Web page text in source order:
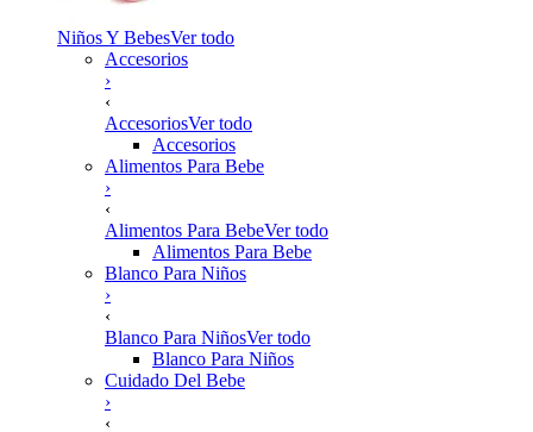
Niños Y BebesVer todo
Accesorios
›
‹
AccesoriosVer todo
Accesorios
Alimentos Para Bebe
›
‹
Alimentos Para BebeVer todo
Alimentos Para Bebe
Blanco Para Niños
›
‹
Blanco Para NiñosVer todo
Blanco Para Niños
Cuidado Del Bebe
›
‹